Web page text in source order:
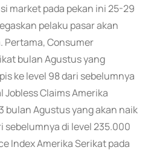
market pada pekan ini 25-29
pelaku pasar akan
Pertama, Consumer
bulan Agustus yang
ke level 98 dari sebelumnya
Jobless Claims Amerika
bulan Agustus yang akan naik
sebelumnya di level 235.000
Index Amerika Serikat pada